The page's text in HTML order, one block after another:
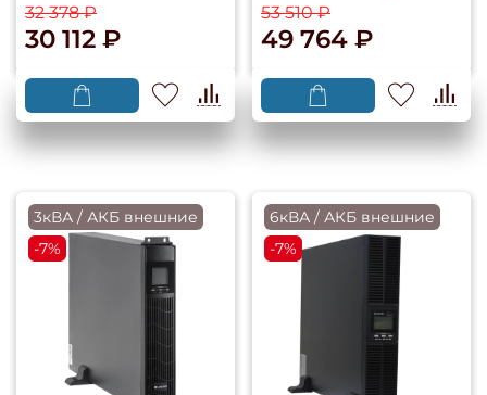
32 378 ₽
30 112 ₽
53 510 ₽
49 764 ₽
3кВА / АКБ внешние
-7%
6кВА / АКБ внешние
-7%